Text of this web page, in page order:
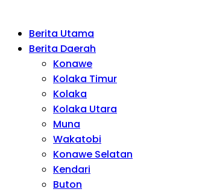
Berita Utama
Berita Daerah
Konawe
Kolaka Timur
Kolaka
Kolaka Utara
Muna
Wakatobi
Konawe Selatan
Kendari
Buton